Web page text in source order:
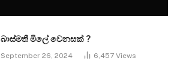
බාස්මතී මිලේ වෙනසක් ?
September 26, 2024 6,457 Views